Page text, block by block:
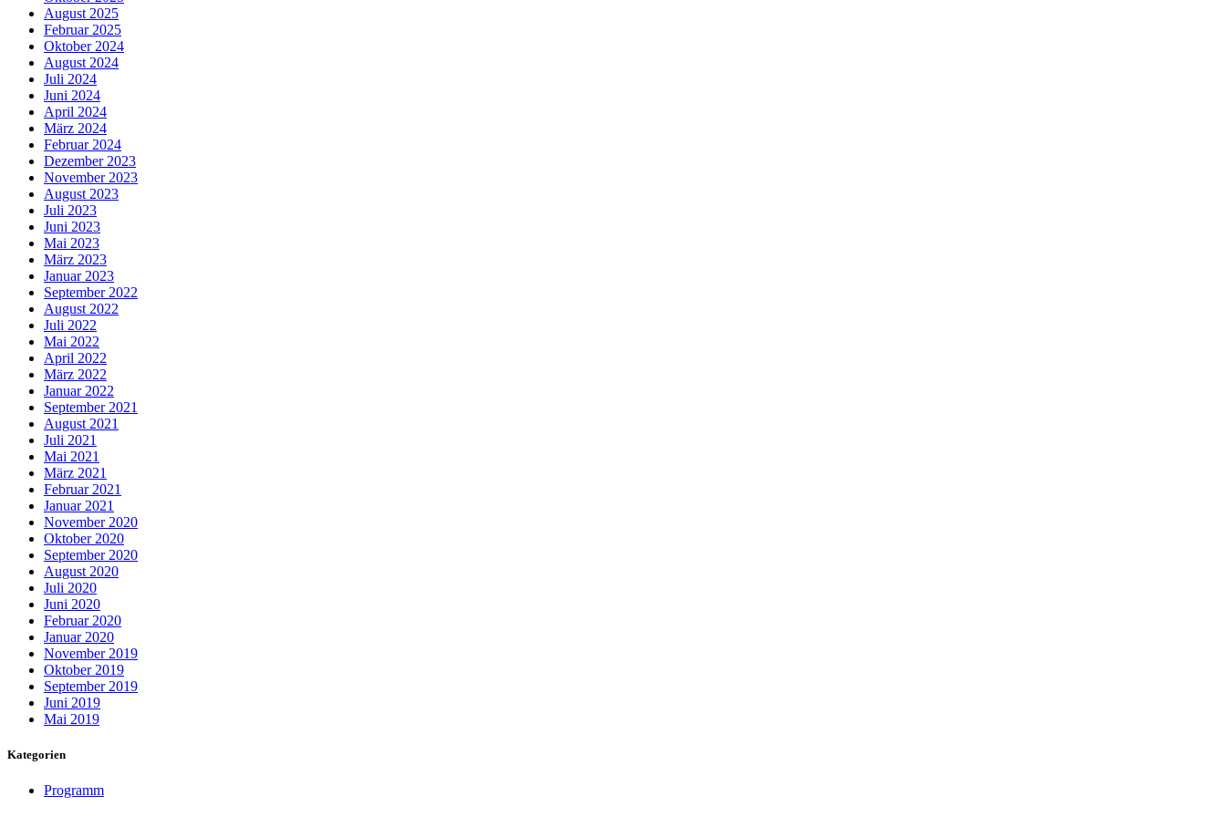
August 2025
Februar 2025
Oktober 2024
August 2024
Juli 2024
Juni 2024
April 2024
März 2024
Februar 2024
Dezember 2023
November 2023
August 2023
Juli 2023
Juni 2023
Mai 2023
März 2023
Januar 2023
September 2022
August 2022
Juli 2022
Mai 2022
April 2022
März 2022
Januar 2022
September 2021
August 2021
Juli 2021
Mai 2021
März 2021
Februar 2021
Januar 2021
November 2020
Oktober 2020
September 2020
August 2020
Juli 2020
Juni 2020
Februar 2020
Januar 2020
November 2019
Oktober 2019
September 2019
Juni 2019
Mai 2019
Kategorien
Programm